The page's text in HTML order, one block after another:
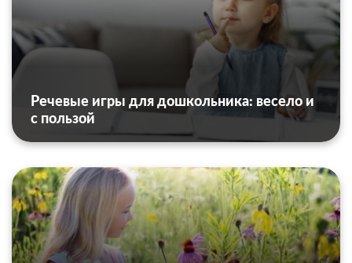
Речевые игры для дошкольника: весело и
с пользой